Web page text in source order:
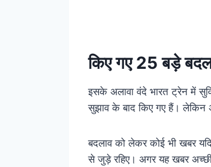
किए गए 25 बड़े
इसके अलावा वंदे भारत ट्रेन में
सुझाव के बाद किए गए हैं। लेकिन
बदलाव को लेकर कोई भी खबर
से जुड़े रहिए। अगर यह खबर